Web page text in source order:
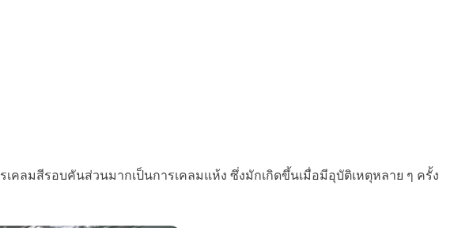
คลมสีรอบคันส่วนมากเป็นการเคลมแห้ง ซึ่งมักเกิดขึ้นเมื่อมีอุบัติเหตุหลาย ๆ ครั้ง